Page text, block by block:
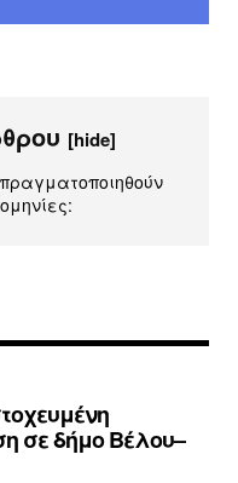
[hide]
σε δήμο Βέλου–